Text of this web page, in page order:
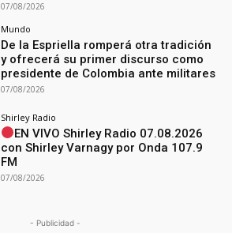
07/08/2026
Mundo
De la Espriella romperá otra tradición
y ofrecerá su primer discurso como
presidente de Colombia ante militares
07/08/2026
Shirley Radio
EN VIVO Shirley Radio 07.08.2026
con Shirley Varnagy por Onda 107.9
FM
07/08/2026
- Publicidad -